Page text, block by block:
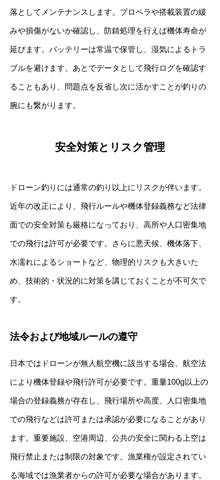
落としてメンテナンスします。プロペラや搭載装置の緩
みや損傷がないか確認し、防錆処理を行えば機体寿命が
延びます。バッテリーは常温で保管し、湿気によるトラ
ブルを避けます。あとでデータとして飛行ログを確認す
ることもあり、問題点を反省し次に活かすことが釣りの
腕にも繋がります。
安全対策とリスク管理
ドローン釣りには通常の釣り以上にリスクが伴います。
近年の改正により、飛行ルールや機体登録義務など法律
面での安全対策も厳格になっており、高所や人口密集地
での飛行は許可が必要です。さらに悪天候、機体落下、
水濡れによるショートなど、物理的リスクも大きいた
め、技術的・状況的に対策を講じておくことが不可欠で
す。
法令および地域ルールの遵守
日本ではドローンが無人航空機に該当する場合、航空法
により機体登録や飛行許可が必要です。重量100g以上の
場合の登録義務が存在し、飛行場所や高度、人口密集地
での飛行などは許可または承認が必要になることがあり
ます。重要施設、空港周辺、公共の安全に関わる上空は
飛行禁止または制限の対象です。漁業権が設定されてい
る海域では漁業者からの許可が必要な場合があります。